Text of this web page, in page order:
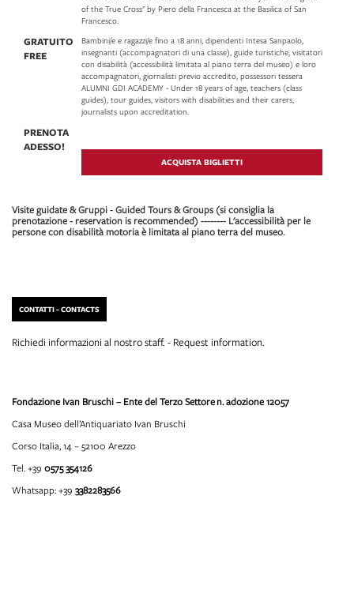
of the True Cross" by Piero della Francesca at the Basilica of San
Francesco.
GRATUITO
FREE
Bambini/e e ragazzi/e fino a 18 anni, dipendenti Intesa Sanpaolo,
insegnanti (accompagnatori di una classe), guide turistiche, visitatori
con disabilità (accessibilità limitata al piano terra del museo) e loro
accompagnatori, giornalisti previo accredito, possessori tessera
ALUMNI GDI ACADEMY - Under 18 years of age, teachers (class
guides), tour guides, visitors with disabilities and their carers,
journalists upon accreditation.
PRENOTA
ADESSO!
ACQUISTA BIGLIETTI
Visite guidate & Gruppi - Guided Tours & Groups (si consiglia la
prenotazione - reservation is recommended) -------- L'accessibilità per le
persone con disabilità motoria è limitata al piano terra del museo.
CONTATTI - CONTACTS
Richiedi informazioni al nostro staff. - Request information.
Fondazione Ivan Bruschi – Ente del Terzo Settoren. adozione 12057
Casa Museo dell’Antiquariato Ivan Bruschi
Corso Italia, 14 – 52100 Arezzo
Tel. +39 0575 354126
Whatsapp: +39 3382283566